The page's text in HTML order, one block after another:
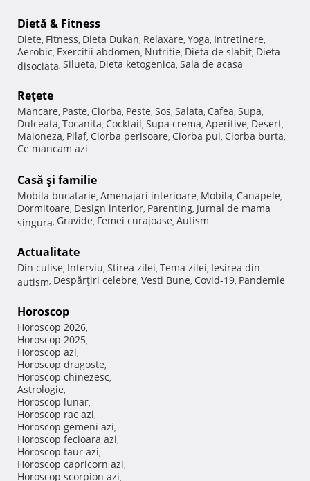
Dietă & Fitness
Diete, Fitness, Dieta Dukan, Relaxare, Yoga, Intretinere,
Aerobic, Exercitii abdomen, Nutritie, Dieta de slabit, Dieta
disociata, Silueta, Dieta ketogenica, Sala de acasa
Reţete
Mancare, Paste, Ciorba, Peste, Sos, Salata, Cafea, Supa,
Dulceata, Tocanita, Cocktail, Supa crema, Aperitive, Desert,
Maioneza, Pilaf, Ciorba perisoare, Ciorba pui, Ciorba burta,
Ce mancam azi
Casă şi familie
Mobila bucatarie, Amenajari interioare, Mobila, Canapele,
Dormitoare, Design interior, Parenting, Jurnal de mama
singura, Gravide, Femei curajoase, Autism
Actualitate
Din culise, Interviu, Stirea zilei, Tema zilei, Iesirea din
autism, Despărţiri celebre, Vesti Bune, Covid-19, Pandemie
Horoscop
Horoscop 2026,
Horoscop 2025,
Horoscop azi,
Horoscop dragoste,
Horoscop chinezesc,
Astrologie,
Horoscop lunar,
Horoscop rac azi,
Horoscop gemeni azi,
Horoscop fecioara azi,
Horoscop taur azi,
Horoscop capricorn azi,
Horoscop scorpion azi,